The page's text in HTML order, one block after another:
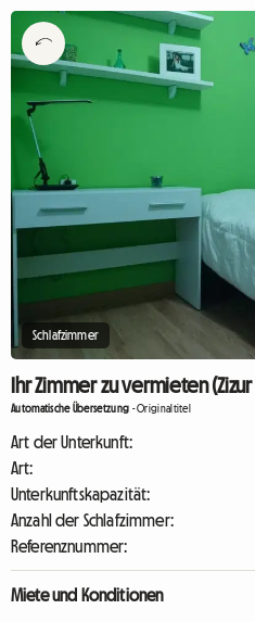
Schlafzimmer
Ihr Zimmer zu vermieten
Automatische Übersetzung -Originaltitel
Art der Unterkunft:
Art:
Unterkunftskapazität:
Anzahl der Schlafzimmer:
Referenznummer:
Miete und Konditionen